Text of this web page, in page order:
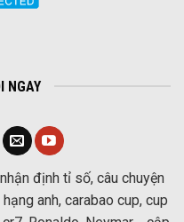
NGAY
định tỉ số, câu chuyện
anh, carabao cup, cup